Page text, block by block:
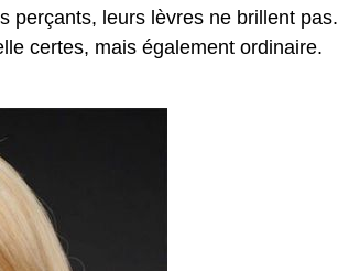
perçants, leurs lèvres ne brillent pas.
certes, mais également ordinaire.